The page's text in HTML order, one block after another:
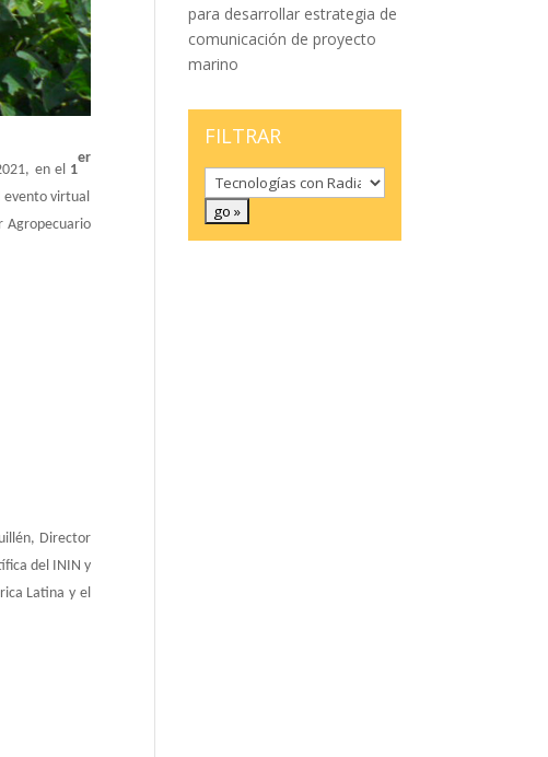
en el 1
er
evento virtual
Agropecuario
Director
del ININ y
Latina y el
para desarrollar estrategia de
comunicación de proyecto
marino
FILTRAR